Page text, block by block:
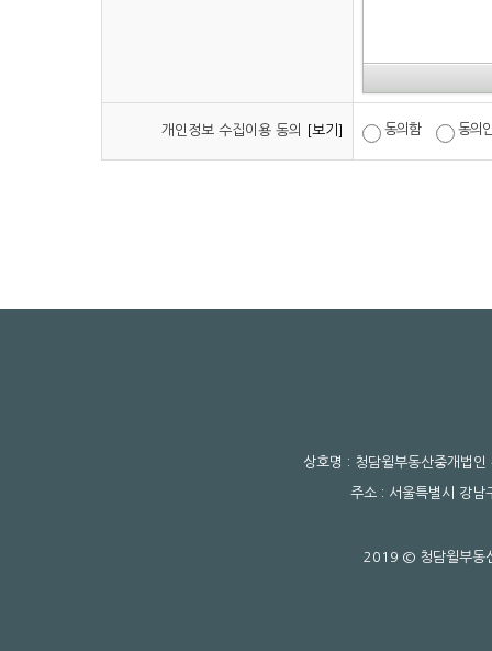
개인정보 수집이용 동의 [보기] 동의함 동의
상호명 : 청담윌부동산중개법인
주소 : 서울특별시 강
2019 © 청담윌부동